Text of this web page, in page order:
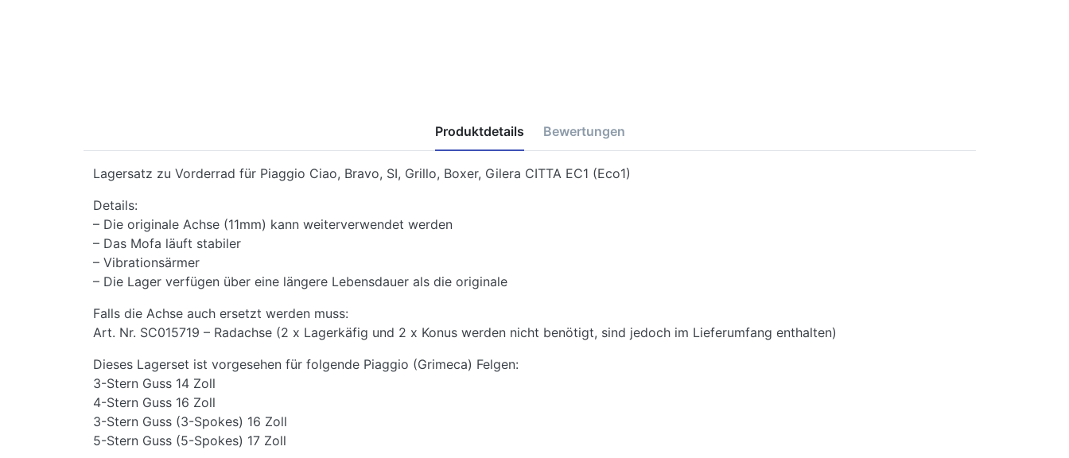
Produktdetails Bewertungen
Lagersatz zu Vorderrad für Piaggio Ciao, Bravo, SI, Grillo, Boxer, Gilera CITTA EC1 (Eco1)
Details:
– Die originale Achse (11mm) kann weiterverwendet werden
– Das Mofa läuft stabiler
– Vibrationsärmer
– Die Lager verfügen über eine längere Lebensdauer als die originale
Falls die Achse auch ersetzt werden muss:
Art. Nr. SC015719 – Radachse (2 x Lagerkäfig und 2 x Konus werden nicht benötigt, sind jedoch im Lieferumfang enthalten)
Dieses Lagerset ist vorgesehen für folgende Piaggio (Grimeca) Felgen:
3-Stern Guss 14 Zoll
4-Stern Guss 16 Zoll
3-Stern Guss (3-Spokes) 16 Zoll
5-Stern Guss (5-Spokes) 17 Zoll